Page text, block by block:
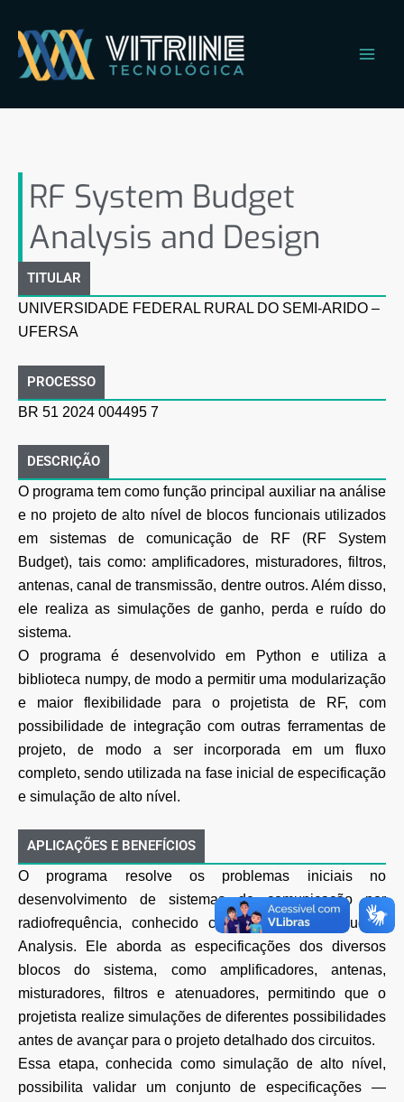
para
conteúdo
RF System Budget
Analysis and Design
TITULAR
UNIVERSIDADE FEDERAL RURAL DO SEMI-ARIDO –
UFERSA
PROCESSO
BR 51 2024 004495 7
DESCRIÇÃO
O programa tem como função principal auxiliar na análise
e no projeto de alto nível de blocos funcionais utilizados
em sistemas de comunicação de RF (RF System
Budget), tais como: amplificadores, misturadores, filtros,
antenas, canal de transmissão, dentre outros. Além disso,
ele realiza as simulações de ganho, perda e ruído do
sistema.
O programa é desenvolvido em Python e utiliza a
biblioteca numpy, de modo a permitir uma modularização
e maior flexibilidade para o projetista de RF, com
possibilidade de integração com outras ferramentas de
projeto, de modo a ser incorporada em um fluxo
completo, sendo utilizada na fase inicial de especificação
e simulação de alto nível.
APLICAÇÕES E BENEFÍCIOS
O programa resolve os problemas iniciais no
desenvolvimento de sistemas de comunicação por
radiofrequência, conhecido como RF System Budget
Analysis. Ele aborda as especificações dos diversos
blocos do sistema, como amplificadores, antenas,
misturadores, filtros e atenuadores, permitindo que o
projetista realize simulações de diferentes possibilidades
antes de avançar para o projeto detalhado dos circuitos.
Essa etapa, conhecida como simulação de alto nível,
possibilita validar um conjunto de especificações —